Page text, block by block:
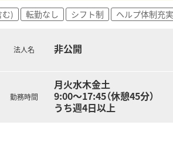
みたい方。
) 転勤なし シフト制 ヘルプ体制充実
法人名 非公開
勤務時間
月火水木金土
9:00～17:45（休憩45分）
うち週4日以上